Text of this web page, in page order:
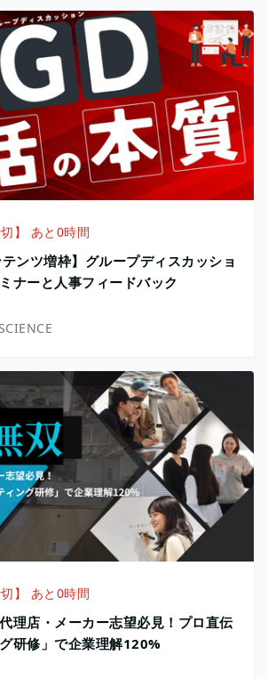
切】 あと0時間
テンツ増枠】グループディスカッショ
ナーと人事フィードバック
切】 あと0時間
理店・メーカー志望必見！プロ直伝
研修」で企業理解120%